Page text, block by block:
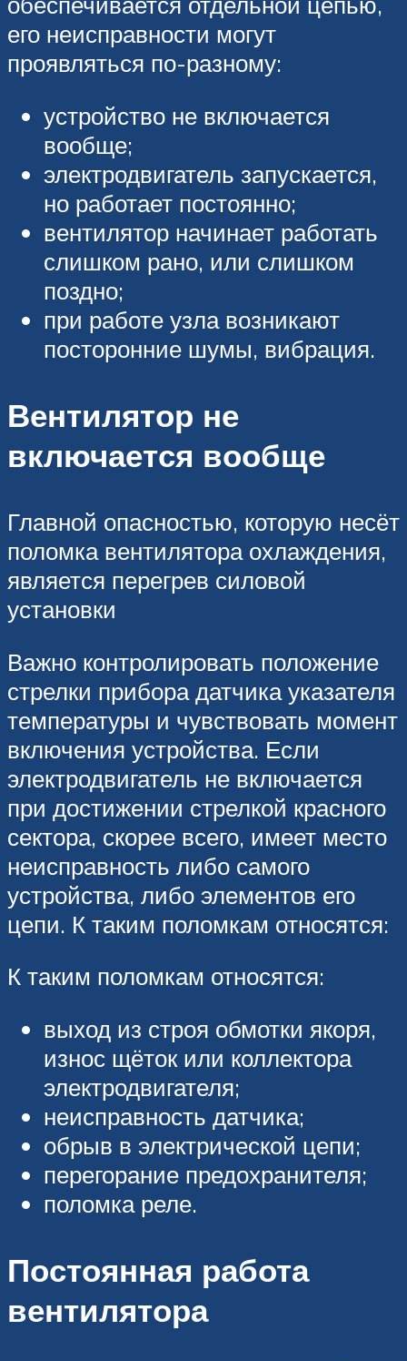
его неисправности могут
проявляться по-разному:
устройство не включается
вообще;
электродвигатель запускается,
но работает постоянно;
вентилятор начинает работать
слишком рано, или слишком
поздно;
при работе узла возникают
посторонние шумы, вибрация.
Вентилятор не
включается вообще
Главной опасностью, которую несёт
поломка вентилятора охлаждения,
является перегрев силовой
установки
Важно контролировать положение
стрелки прибора датчика указателя
температуры и чувствовать момент
включения устройства. Если
электродвигатель не включается
при достижении стрелкой красного
сектора, скорее всего, имеет место
неисправность либо самого
устройства, либо элементов его
цепи. К таким поломкам относятся:
К таким поломкам относятся:
выход из строя обмотки якоря,
износ щёток или коллектора
электродвигателя;
неисправность датчика;
обрыв в электрической цепи;
перегорание предохранителя;
поломка реле.
Постоянная работа
вентилятора